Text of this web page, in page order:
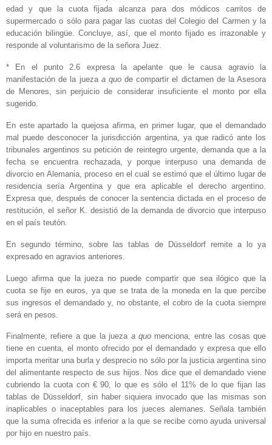
edad y que la cuota fijada alcanza para dos módicos carritos de
supermercado o sólo para pagar las cuotas del Colegio del Carmen y la
educación bilingüe. Concluye, así, que el monto fijado es irrazonable y
responde al voluntarismo de la señora Juez.
* En el punto 2.6 expresa la apelante que le causa agravio la
manifestación de la jueza a quode compartir el dictamen de la Asesora
de Menores, sin perjuicio de considerar insuficiente el monto por ella
sugerido.
En este apartado la quejosa afirma, en primer lugar, que el demandado
mal puede desconocer la jurisdicción argentina, ya que radicó ante los
tribunales argentinos su petición de reintegro urgente, demanda que a la
fecha se encuentra rechazada, y porque interpuso una demanda de
divorcio en Alemania, proceso en el cual se estimó que el último lugar de
residencia sería Argentina y que era aplicable el derecho argentino.
Expresa que, después de conocer la sentencia dictada en el proceso de
restitución, el señor K. desistió de la demanda de divorcio que interpuso
en el país teutón.
En segundo término, sobre las tablas de Düsseldorf remite a lo ya
expresado en agravios anteriores.
Luego afirma que la jueza no puede compartir que sea ilógico que la
cuota se fije en euros, ya que se trata de la moneda en la que percibe
sus ingresos el demandado y, no obstante, el cobro de la cuota siempre
será en pesos.
Finalmente, refiere a que la jueza a quomenciona, entre las cosas que
tiene en cuenta, el monto ofrecido por el demandado y expresa que ello
importa meritar una burla y desprecio no sólo por la justicia argentina sino
del alimentante respecto de sus hijos. Nos dice que el demandado viene
cubriendo la cuota con € 90, lo que es sólo el 11% de lo que fijan las
tablas de Düsseldorf, sin haber siquiera invocado que las mismas son
inaplicables o inaceptables para los jueces alemanes. Señala también
que la suma ofrecida es inferior a la que se recibe como ayuda universal
por hijo en nuestro país.